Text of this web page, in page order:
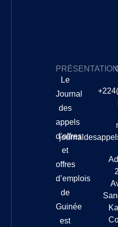
PRÉSENTATION
Le
Journal
des
appels
d’offres
et
offres
d’emplois
de
Guinée
est